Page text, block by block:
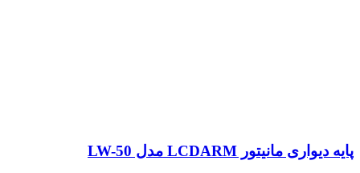
پایه دیواری مانیتور LCDARM مدل LW-50